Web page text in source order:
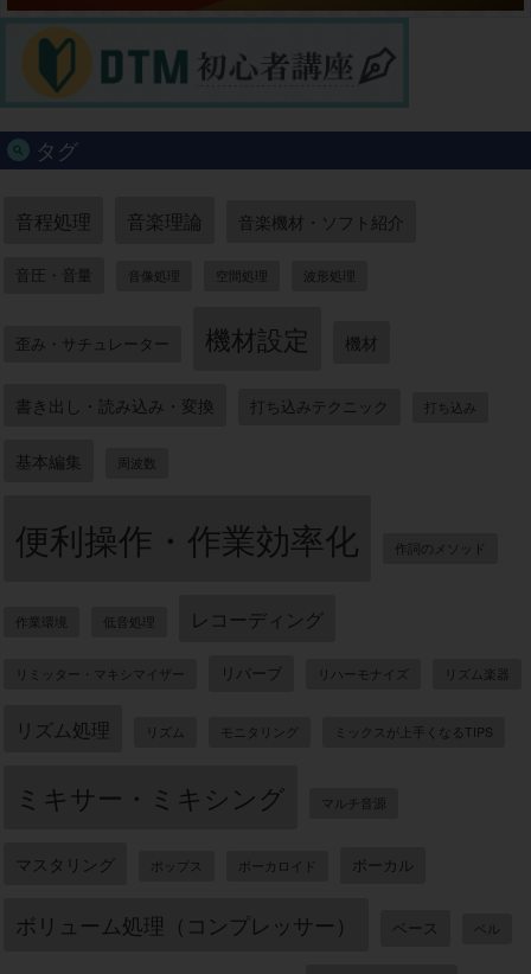
タグ
音程処理 音楽理論 音楽機材・ソフト紹介
音圧・音量 音像処理 空間処理 波形処理
歪み・サチュレーター 機材設定 機材
書き出し・読み込み・変換 打ち込みテクニック 打ち込み
基本編集 周波数
便利操作・作業効率化 作詞のメソッド
作業環境 低音処理 レコーディング
リミッター・マキシマイザー リバーブ リハーモナイズ リズム楽器
リズム処理 リズム モニタリング ミックスが上手くなるTIPS
ミキサー・ミキシング マルチ音源
マスタリング ポップス ボーカロイド ボーカル
ボリューム処理（コンプレッサー） ベース ベル